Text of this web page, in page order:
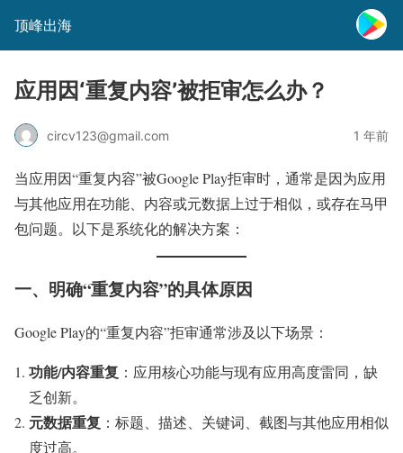
顶峰出海
应用因‘重复内容’被拒审怎么办？
circv123@gmail.com 1 年前
当应用因“重复内容”被Google Play拒审时，通常是因为应用
与其他应用在功能、内容或元数据上过于相似，或存在马甲
包问题。以下是系统化的解决方案：
一、明确“重复内容”的具体原因
Google Play的“重复内容”拒审通常涉及以下场景：
功能/内容重复 ：应用核心功能与现有应用高度雷同，缺
乏创新。
元数据重复 ：标题、描述、关键词、截图与其他应用相似
度过高。